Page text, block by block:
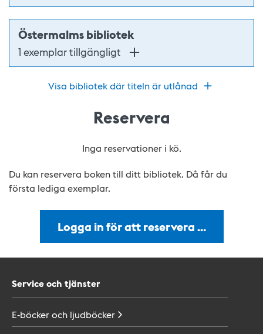
Östermalms bibliotek
1 exemplar tillgängligt
Visa bibliotek där titeln är utlånad
Reservera
Inga reservationer i kö.
Du kan reservera boken till ditt bibliotek. Då får du
första lediga exemplar.
Logga in för att reservera …
Service och tjänster
E-böcker och ljudböcker